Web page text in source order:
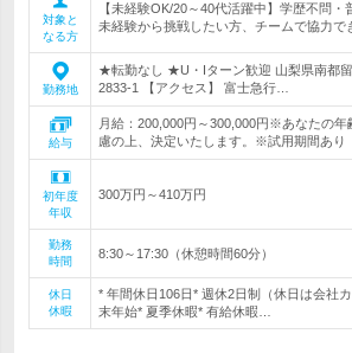
対象と
なる方
【未経験OK/20～40代活躍中】学歴不問・
未経験から挑戦したい方、チームで協力で
勤務地
★転勤なし ★U・Iターン歓迎 山梨県南都
2833-1 【アクセス】 富士急行…
給与
月給：200,000円～300,000円※あなたの年
慮の上、決定いたします。※試用期間あり
初年度
年収
300万円～410万円
勤務
時間
8:30～17:30（休憩時間60分）
休日
休暇
* 年間休日106日* 週休2日制（休日は会社
末年始* 夏季休暇* 有給休暇…